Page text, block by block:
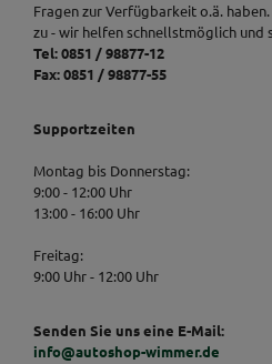
Fragen zur Verfügbarkeit o.ä.
zu - wir helfen schnellstmöglich und
Tel: 0851 / 98877-12
Fax: 0851 / 98877-55
Supportzeiten
Montag bis Donnerstag:
9:00 - 12:00 Uhr
13:00 - 16:00 Uhr
Freitag:
9:00 Uhr - 12:00 Uhr
Senden Sie uns eine E-Mail:
info@autoshop-wimmer.de